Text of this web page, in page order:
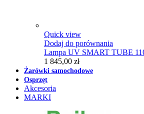
Quick view
Dodaj do porównania
Lampa UV SMART TUBE
1 845,00 zł
Żarówki samochodowe
Osprzęt
Akcesoria
MARKI